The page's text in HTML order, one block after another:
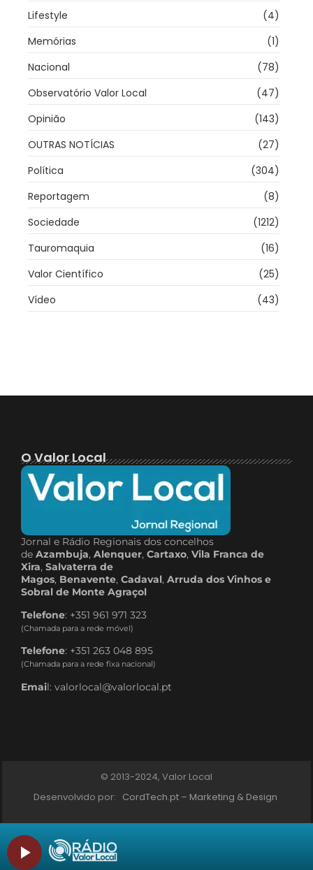
Lifestyle
(4)
Memórias
(1)
Nacional
(78)
Observatório Valor Local
(47)
Opinião
(143)
OUTRAS NOTÍCIAS
(27)
Política
(304)
Reportagem
(8)
Sociedade
(1212)
Tauromaquia
(16)
Valor Científico
(25)
Vídeo
(43)
O Valor Local
Jornal e Rádio Regionais dos concelhos
de Azambuja, Alenquer, Cartaxo, Vila Franca de
Xira, Salvaterra de
Magos, Benavente, Cadaval, Arruda dos Vinhos e
Sobral de Monte Agraçol
Telefone: +351 961 971 323
(Chamada para a rede móvel)
Telefone: +351 263 048 895
(Chamada para a rede fixa nacional)
Email: valorlocal@valorlocal.pt
© 2013-2024, Valor Local
Desenvolvido por: CordTech.pt – Marketing & Design